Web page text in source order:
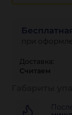
при
Доставка:
Считаем